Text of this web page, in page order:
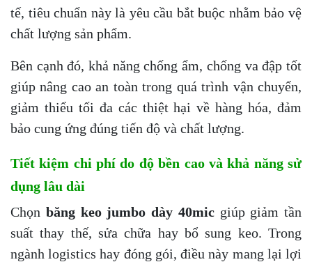
tế, tiêu chuẩn này là yêu cầu bắt buộc nhằm bảo vệ
chất lượng sản phẩm.
Bên cạnh đó, khả năng chống ẩm, chống va đập tốt
giúp nâng cao an toàn trong quá trình vận chuyển,
giảm thiểu tối đa các thiệt hại về hàng hóa, đảm
bảo cung ứng đúng tiến độ và chất lượng.
Tiết kiệm chi phí do độ bền cao và khả năng sử
dụng lâu dài
Chọn băng keo jumbo dày 40micgiúp giảm tần
suất thay thế, sửa chữa hay bổ sung keo. Trong
ngành logistics hay đóng gói, điều này mang lại lợi